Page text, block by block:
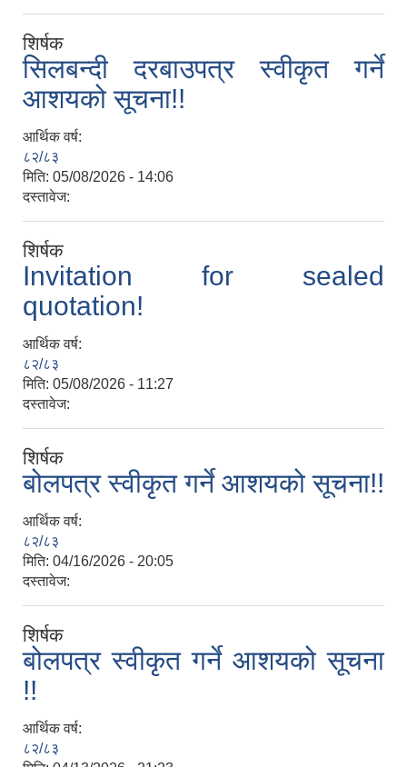
शिर्षक
सिलबन्दी दरबाउपत्र स्वीकृत गर्ने
आशयको सूचना!!
आर्थिक वर्ष:
८२/८३
मिति: 05/08/2026 - 14:06
दस्तावेज:
शिर्षक
Invitation for sealed
quotation!
आर्थिक वर्ष:
८२/८३
मिति: 05/08/2026 - 11:27
दस्तावेज:
शिर्षक
बोलपत्र स्वीकृत गर्ने आशयको सूचना!!
आर्थिक वर्ष:
८२/८३
मिति: 04/16/2026 - 20:05
दस्तावेज:
शिर्षक
बोलपत्र स्वीकृत गर्ने आशयको सूचना
!!
आर्थिक वर्ष:
८२/८३